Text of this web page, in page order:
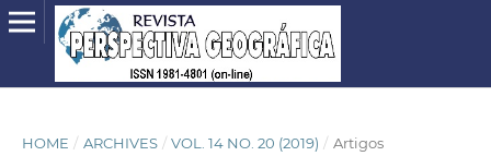
HOME / ARCHIVES / VOL. 14 NO. 20 (2019) / Artigos